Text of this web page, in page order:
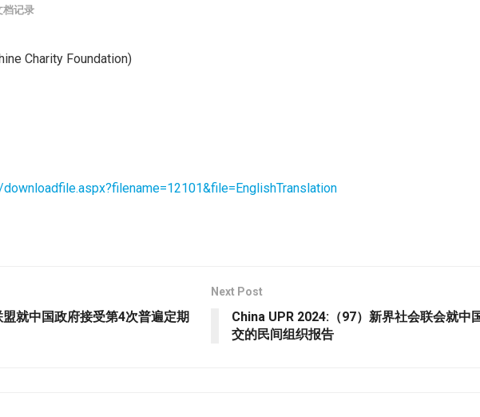
档记录
Charity Foundation)
就中国政府接受第4次普遍定期
Next Post
China UPR 2024:（97）新界社会联会就中
交的民间组织报告